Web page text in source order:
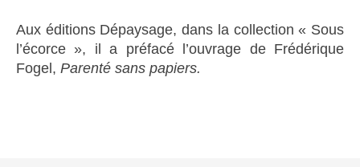
Aux éditions Dépaysage, dans la collection « Sous
l’écorce », il a préfacé l’ouvrage de Frédérique
Fogel, Parenté sans papiers.